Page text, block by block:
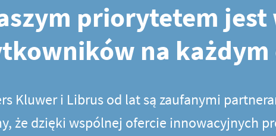
priorytetem jest
na każdym
Kluwer i Librus od lat są zaufanymi
że dzięki wspólnej ofercie innowacyjnych